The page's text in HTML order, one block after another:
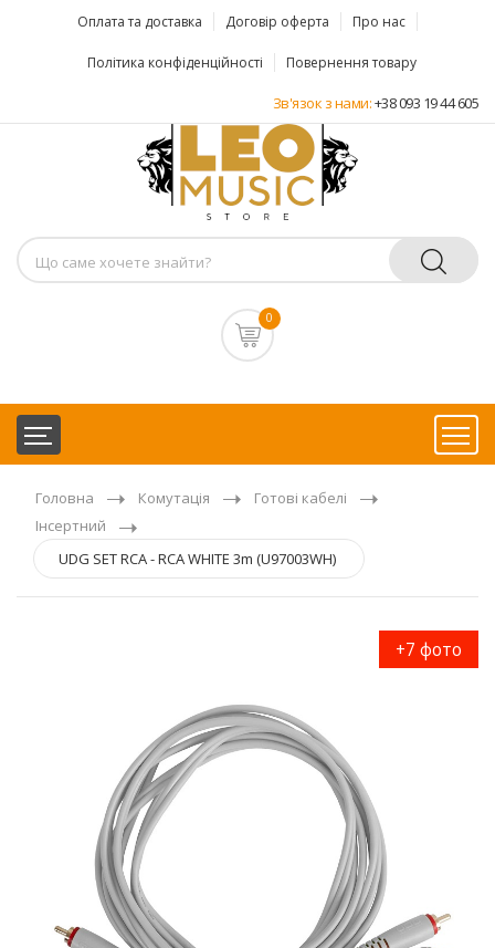
Оплата та доставка Договір оферта Про нас
Політика конфіденційності Повернення товару
Зв'язок з нами:+38 093 19 44 605
0
Головна Комутація
Готові кабелі
Інсертний
UDG SET RCA - RCA WHITE 3m (U97003WH)
+7 фото